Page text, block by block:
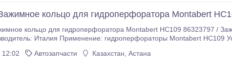
кольцо для гидроперфоратора Montabert
для гидроперфоратора Montabert HC109 86323797 / Зажимное кольцо / Tight ring Тип: аналог
Montabert HC109 Условия заказа и сроки доставки уточняйте у
широкий спектр услуг и продуктов компаниям по всему миру.
12:02 Автозапчасти Казахстан, Астана